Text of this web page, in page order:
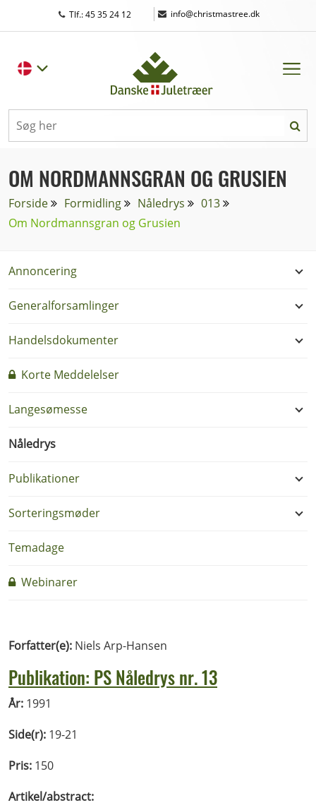
Tlf.: 45 35 24 12 | info@christmastree.dk
OM NORDMANNSGRAN OG GRUSIEN
Forside Formidling Nåledrys
013
Om Nordmannsgran og Grusien
Annoncering
Generalforsamlinger
Handelsdokumenter
Korte Meddelelser
Langesømesse
Nåledrys
Publikationer
Sorteringsmøder
Temadage
Webinarer
Forfatter(e): Niels Arp-Hansen
Publikation: PS Nåledrys nr. 13
År: 1991
Side(r): 19-21
Pris: 150
Artikel/abstract: